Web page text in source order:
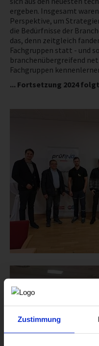
Zustimmung
ergeben. Insgesamt
Perspektive, um
die Bedürfnisse der
das, denn zeitgleich
Fachgruppen statt - und
branchenübergreifend
Fachgruppen
... Fortsetzung 2024